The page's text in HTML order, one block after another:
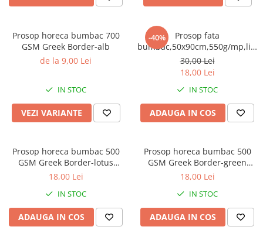
Prosop horeca bumbac 700
GSM Greek Border-alb
de la 9,00 Lei
IN STOC
VEZI VARIANTE
-40%
Prosop fata
bumbac,50x90cm,550g/
G064
30,00 Lei
18,00 Lei
IN STOC
ADAUGA IN COS
Prosop horeca bumbac 500
GSM Greek Border-lotus
mirage
18,00 Lei
IN STOC
ADAUGA IN COS
Prosop horeca bumbac 500
GSM Greek Border-green
nomad
18,00 Lei
IN STOC
ADAUGA IN COS